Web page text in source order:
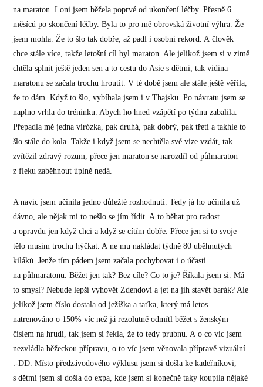
na maraton. Loni jsem běžela poprvé od ukončení léčby. Přesně 6
měsíců po skončení léčby. Byla to pro mě obrovská životní výhra. Že
jsem mohla. Že to šlo tak dobře, až padl i osobní rekord. A člověk
chce stále více, takže letošní cíl byl maraton. Ale jelikož jsem si v zimě
chtěla splnit ještě jeden sen a to cestu do Asie s dětmi, tak vidina
maratonu se začala trochu hroutit. V té době jsem ale stále ještě věřila,
že to dám. Když to šlo, vybíhala jsem i v Thajsku. Po návratu jsem se
naplno vrhla do tréninku. Abych ho hned vzápětí po týdnu zabalila.
Přepadla mě jedna virózka, pak druhá, pak dobrý, pak třetí a takhle to
šlo stále do kola. Takže i když jsem se nechtěla své vize vzdát, tak
zvítězil zdravý rozum, přece jen maraton se narozdíl od půlmaraton
z fleku zaběhnout úplně nedá.
A navíc jsem učinila jedno důležté rozhodnutí. Tedy já ho učinila už
dávno, ale nějak mi to nešlo se jím řídit. A to běhat pro radost
a opravdu jen když chci a když se cítím dobře. Přece jen si to svoje
tělo musím trochu hýčkat. A ne mu nakládat týdně 80 uběhnutých
kiláků. Jenže tím pádem jsem začala pochybovat i o účasti
na půlmaratonu. Běžet jen tak? Bez cíle? Co to je? Říkala jsem si. Má
to smysl? Nebude lepší vyhovět Zdendovi a jet na jih stavět barák? Ale
jelikož jsem číslo dostala od ježíška a taťka, který má letos
natrenováno o 150% víc než já rezolutně odmítl běžet s ženským
číslem na hrudi, tak jsem si řekla, že to tedy prubnu. A o co víc jsem
nezvládla běžeckou přípravu, o to víc jsem věnovala přípravě vizuální
:-DD. Místo předzávodového výklusu jsem si došla ke kadeřníkovi,
s dětmi jsem si došla do expa, kde jsem si konečně taky koupila nějaké